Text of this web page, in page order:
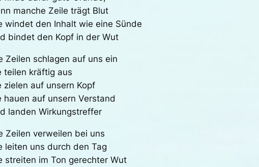
manche Zeile trägt Blut
windet den Inhalt wie eine Sünde
bindet den Kopf in der Wut
Zeilen schlagen auf uns ein
teilen kräftig aus
zielen auf unsern Kopf
hauen auf unsern Verstand
landen Wirkungstreffer
Zeilen verweilen bei uns
leiten uns durch den Tag
streiten im Ton gerechter Wut